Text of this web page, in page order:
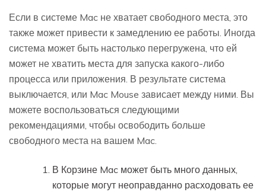
Если в системе Mac не хватает свободного места, это
также может привести к замедлению ее работы. Иногда
система может быть настолько перегружена, что ей
может не хватить места для запуска какого-либо
процесса или приложения. В результате система
выключается, или Mac Mouse зависает между ними. Вы
можете воспользоваться следующими
рекомендациями, чтобы освободить больше
свободного места на вашем Mac.
В Корзине Mac может быть много данных,
которые могут неоправданно расходовать ее